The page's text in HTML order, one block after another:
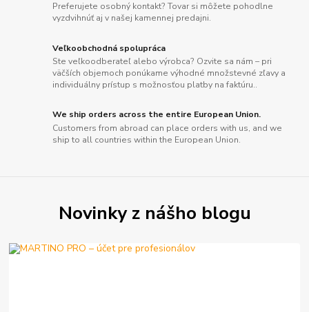
Preferujete osobný kontakt? Tovar si môžete pohodlne
vyzdvihnúť aj v našej kamennej predajni.
Veľkoobchodná spolupráca
Ste veľkoodberateľ alebo výrobca? Ozvite sa nám – pri
väčších objemoch ponúkame výhodné množstevné zľavy a
individuálny prístup s možnosťou platby na faktúru..
We ship orders across the entire European Union.
Customers from abroad can place orders with us, and we
ship to all countries within the European Union.
Novinky z nášho blogu